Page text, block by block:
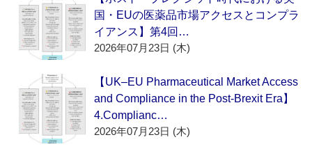
国・EUの医薬品市場アクセスとコンプラ
イアンス】第4回…
2026年07月23日 (木)
【UK–EU Pharmaceutical Market Access
and Compliance in the Post-Brexit Era】
4.Complianc…
2026年07月23日 (木)